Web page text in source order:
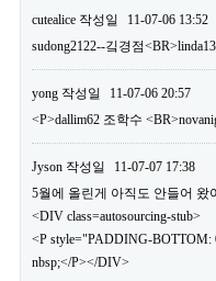
cutealice 작성일
11-07-06 13:52
sudong2122--깈경점
yong 작성일
11-07-06 20:57
<P>dallim62 조학수
Jyson 작성일
11-07-07 17:38
5월에 올린게 아직도 안들어 왔
<DIV class=autosourcing-stub>
<P style="PADDING-
nbsp;</P></DIV>